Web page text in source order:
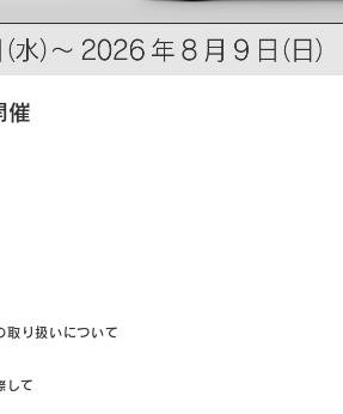
催
取り扱いについて
して